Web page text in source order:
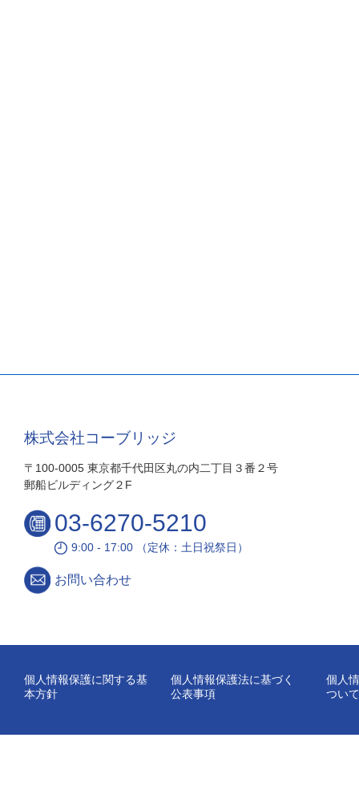
株式会社コーブリッジ
〒100-0005 東京都千代田区丸の内二丁目３番２号
郵船ビルディング２F
03-6270-5210
9:00 - 17:00 （定休：土日祝祭日）
お問い合わせ
個人情報保護に関する基
本方針
個人情報保護法に基づく
公表事項
個人
ついて